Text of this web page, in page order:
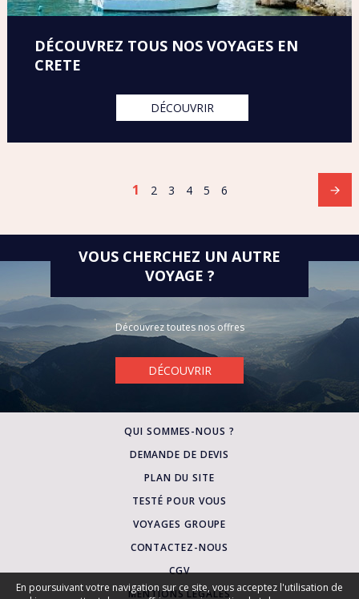
DÉCOUVREZ TOUS NOS VOYAGES EN
CRETE
DÉCOUVRIR
1 2 3 4 5 6
VOUS CHERCHEZ UN AUTRE
VOYAGE ?
Découvrez toutes nos offres
DÉCOUVRIR
QUI SOMMES-NOUS ?
DEMANDE DE DEVIS
PLAN DU SITE
TESTÉ POUR VOUS
VOYAGES GROUPE
CONTACTEZ-NOUS
CGV
MENTIONS LÉGALES
En poursuivant votre navigation sur ce site, vous acceptez l'utilisation de